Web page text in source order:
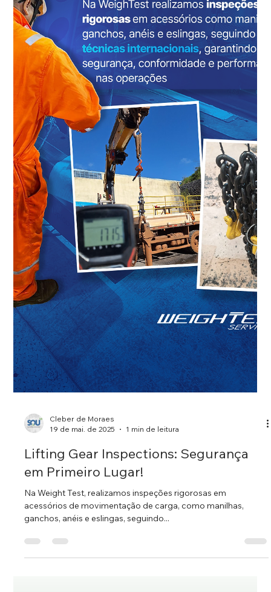
Cleber de Moraes
21 de mai. de 2025
1 min de leitura
Testes de Carga em Grandes Projetos
Neste mês, contamos mais uma história real da Weight Test:
um projeto desafiador de teste de carga superado com
precisão e segurança....